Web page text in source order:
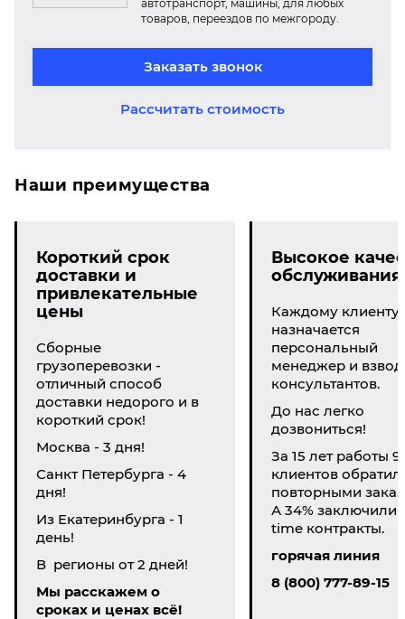
автотранспорт, машины, для любых
товаров, переездов по межгороду.
Заказать звонок
Рассчитать стоимость
Наши преимущества
Короткий срок
доставки и
привлекательные
цены
Сборные
грузоперевозки -
отличный способ
доставки недорого и в
короткий срок!
Москва - 3 дня!
Санкт Петербурга - 4
дня!
Из Екатеринбурга - 1
день!
В регионы от 2 дней!
Мы расскажем о
сроках и ценах всё!
Высокое
обслуживания
Каждому клиенту
назначается
персональный
менеджер и взвод
консультантов.
До нас легко
дозвониться!
За 15 лет работы
клиентов
повторными
А 34% заключили
time контракты.
горячая линия
8 (800) 777-89-15